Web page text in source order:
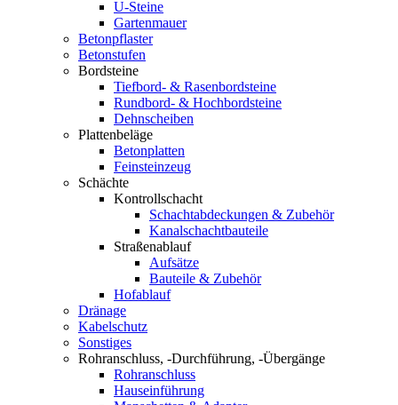
U-Steine
Gartenmauer
Betonpflaster
Betonstufen
Bordsteine
Tiefbord- & Rasenbordsteine
Rundbord- & Hochbordsteine
Dehnscheiben
Plattenbeläge
Betonplatten
Feinsteinzeug
Schächte
Kontrollschacht
Schachtabdeckungen & Zubehör
Kanalschachtbauteile
Straßenablauf
Aufsätze
Bauteile & Zubehör
Hofablauf
Dränage
Kabelschutz
Sonstiges
Rohranschluss, -Durchführung, -Übergänge
Rohranschluss
Hauseinführung